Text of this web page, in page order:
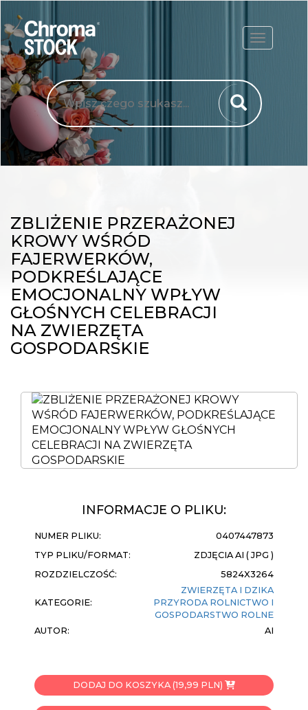
ZBLIŻENIE PRZERAŻONEJ
KROWY WŚRÓD
FAJERWERKÓW,
PODKREŚLAJĄCE
EMOCJONALNY WPŁYW
GŁOŚNYCH CELEBRACJI
NA ZWIERZĘTA
GOSPODARSKIE
INFORMACJE O PLIKU:
NUMER PLIKU:
0407447873
TYP PLIKU/FORMAT:
ZDJĘCIA AI ( JPG )
ROZDZIELCZOŚĆ:
5824X3264
KATEGORIE:
ZWIERZĘTA I DZIKA
PRZYRODA ROLNICTWO I
GOSPODARSTWO ROLNE
AUTOR:
AI
DODAJ DO KOSZYKA (19,99 PLN)